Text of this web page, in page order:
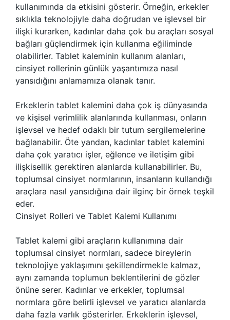
kullanımında da etkisini gösterir. Örneğin, erkekler
sıklıkla teknolojiyle daha doğrudan ve işlevsel bir
ilişki kurarken, kadınlar daha çok bu araçları sosyal
bağları güçlendirmek için kullanma eğiliminde
olabilirler. Tablet kaleminin kullanım alanları,
cinsiyet rollerinin günlük yaşantımıza nasıl
yansıdığını anlamamıza olanak tanır.
Erkeklerin tablet kalemini daha çok iş dünyasında
ve kişisel verimlilik alanlarında kullanması, onların
işlevsel ve hedef odaklı bir tutum sergilemelerine
bağlanabilir. Öte yandan, kadınlar tablet kalemini
daha çok yaratıcı işler, eğlence ve iletişim gibi
ilişkisellik gerektiren alanlarda kullanabilirler. Bu,
toplumsal cinsiyet normlarının, insanların kullandığı
araçlara nasıl yansıdığına dair ilginç bir örnek teşkil
eder.
Cinsiyet Rolleri ve Tablet Kalemi Kullanımı
Tablet kalemi gibi araçların kullanımına dair
toplumsal cinsiyet normları, sadece bireylerin
teknolojiye yaklaşımını şekillendirmekle kalmaz,
aynı zamanda toplumun beklentilerini de gözler
önüne serer. Kadınlar ve erkekler, toplumsal
normlara göre belirli işlevsel ve yaratıcı alanlarda
daha fazla varlık gösterirler. Erkeklerin işlevsel,